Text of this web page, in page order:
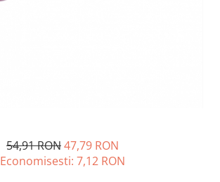
54,91 RON47,79 RON
Economisesti: 7,12 RON